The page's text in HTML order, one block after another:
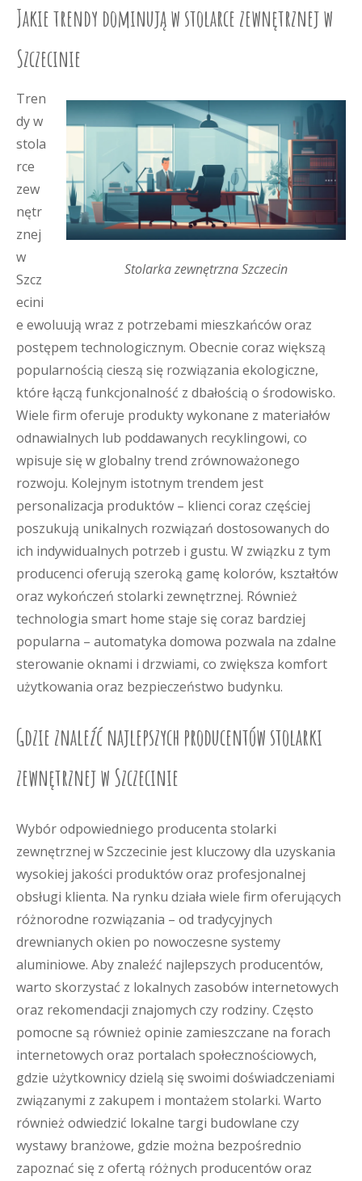
Jakie trendy dominują w stolarce zewnętrznej w
Szczecinie
Stolarka zewnętrzna Szczecin
Tren
dy w
stola
rce
zew
nętr
znej
w
Szcz
ecini
e ewoluują wraz z potrzebami mieszkańców oraz
postępem technologicznym. Obecnie coraz większą
popularnością cieszą się rozwiązania ekologiczne,
które łączą funkcjonalność z dbałością o środowisko.
Wiele firm oferuje produkty wykonane z materiałów
odnawialnych lub poddawanych recyklingowi, co
wpisuje się w globalny trend zrównoważonego
rozwoju. Kolejnym istotnym trendem jest
personalizacja produktów – klienci coraz częściej
poszukują unikalnych rozwiązań dostosowanych do
ich indywidualnych potrzeb i gustu. W związku z tym
producenci oferują szeroką gamę kolorów, kształtów
oraz wykończeń stolarki zewnętrznej. Również
technologia smart home staje się coraz bardziej
popularna – automatyka domowa pozwala na zdalne
sterowanie oknami i drzwiami, co zwiększa komfort
użytkowania oraz bezpieczeństwo budynku.
Gdzie znaleźć najlepszych producentów stolarki
zewnętrznej w Szczecinie
Wybór odpowiedniego producenta stolarki
zewnętrznej w Szczecinie jest kluczowy dla uzyskania
wysokiej jakości produktów oraz profesjonalnej
obsługi klienta. Na rynku działa wiele firm oferujących
różnorodne rozwiązania – od tradycyjnych
drewnianych okien po nowoczesne systemy
aluminiowe. Aby znaleźć najlepszych producentów,
warto skorzystać z lokalnych zasobów internetowych
oraz rekomendacji znajomych czy rodziny. Często
pomocne są również opinie zamieszczane na forach
internetowych oraz portalach społecznościowych,
gdzie użytkownicy dzielą się swoimi doświadczeniami
związanymi z zakupem i montażem stolarki. Warto
również odwiedzić lokalne targi budowlane czy
wystawy branżowe, gdzie można bezpośrednio
zapoznać się z ofertą różnych producentów oraz